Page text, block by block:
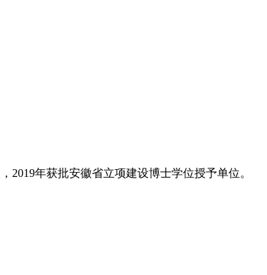
2019年获批安徽省立项建设博士学位授予单位。